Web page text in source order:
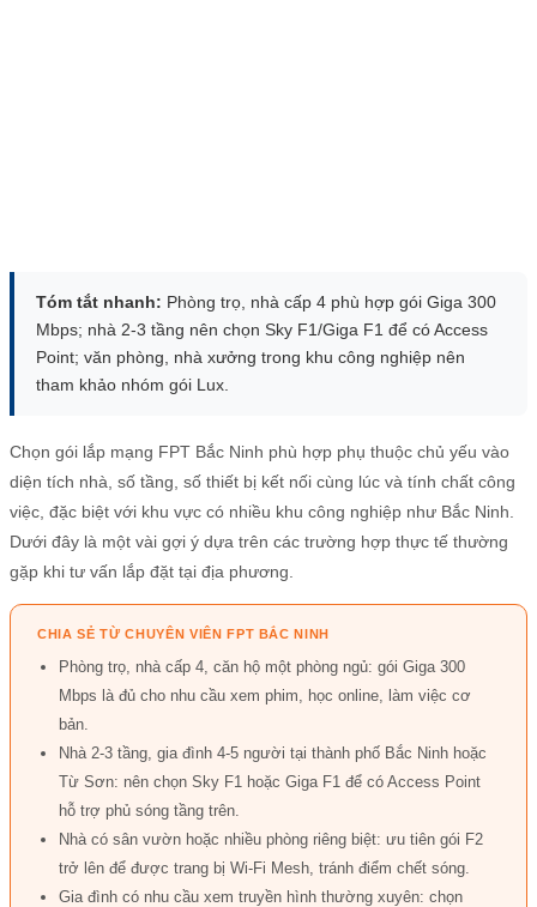
Tóm tắt nhanh: Phòng trọ, nhà cấp 4 phù hợp gói Giga 300
Mbps; nhà 2-3 tầng nên chọn Sky F1/Giga F1 để có Access
Point; văn phòng, nhà xưởng trong khu công nghiệp nên
tham khảo nhóm gói Lux.
Chọn gói lắp mạng FPT Bắc Ninh phù hợp phụ thuộc chủ yếu vào
diện tích nhà, số tầng, số thiết bị kết nối cùng lúc và tính chất công
việc, đặc biệt với khu vực có nhiều khu công nghiệp như Bắc Ninh.
Dưới đây là một vài gợi ý dựa trên các trường hợp thực tế thường
gặp khi tư vấn lắp đặt tại địa phương.
CHIA SẺ TỪ CHUYÊN VIÊN FPT BẮC NINH
Phòng trọ, nhà cấp 4, căn hộ một phòng ngủ: gói Giga 300
Mbps là đủ cho nhu cầu xem phim, học online, làm việc cơ
bản.
Nhà 2-3 tầng, gia đình 4-5 người tại thành phố Bắc Ninh hoặc
Từ Sơn: nên chọn Sky F1 hoặc Giga F1 để có Access Point
hỗ trợ phủ sóng tầng trên.
Nhà có sân vườn hoặc nhiều phòng riêng biệt: ưu tiên gói F2
trở lên để được trang bị Wi-Fi Mesh, tránh điểm chết sóng.
Gia đình có nhu cầu xem truyền hình thường xuyên: chọn